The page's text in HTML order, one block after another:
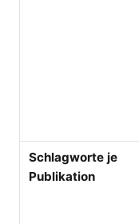
Schlagworte je
Publikation